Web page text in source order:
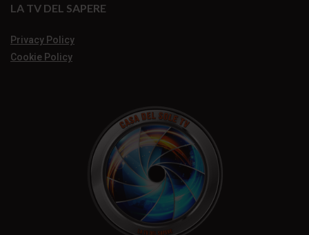
LA TV DEL SAPERE
Privacy Policy
Cookie Policy